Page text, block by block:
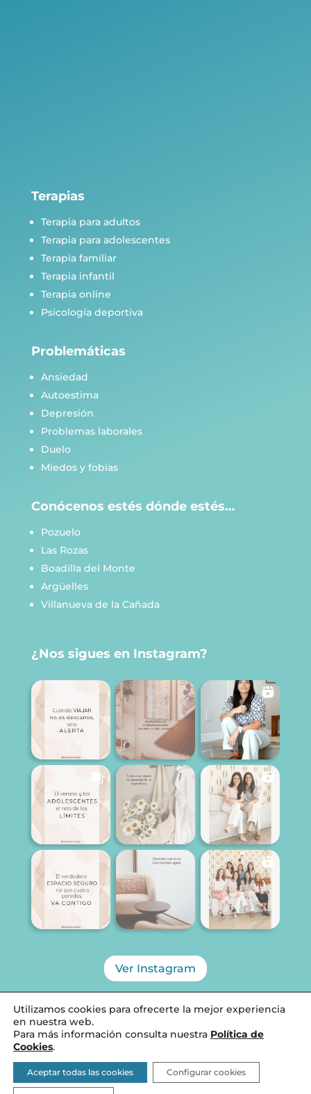
Terapias
Terapia para adultos
Terapia para adolescentes
Terapia familiar
Terapia infantil
Terapia online
Psicología deportiva
Problemáticas
Ansiedad
Autoestima
Depresión
Problemas laborales
Duelo
Miedos y fobias
Conócenos estés dónde estés…
Pozuelo
Las Rozas
Boadilla del Monte
Argüelles
Villanueva de la Cañada
¿Nos sigues en Instagram?
Ver Instagram
Diseñado por SCALA PSICOLOGÍA, 2026 ©
Aviso Legal
Política de Cookies y privacidad
Utilizamos cookies para ofrecerte la mejor experiencia
en nuestra web.
Para más información consulta nuestra Política de
Cookies.
Aceptar todas las cookies Configurar cookies